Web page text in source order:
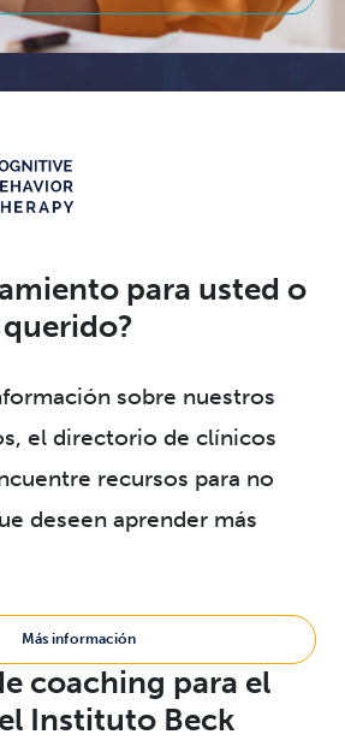
para usted o
sobre nuestros
el directorio de clínicos
recursos para no
deseen aprender más
Más información
coaching para el
Instituto Beck